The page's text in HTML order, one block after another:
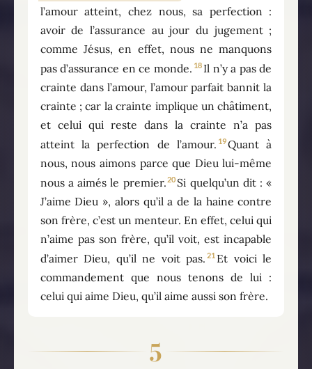
l’amour atteint, chez nous, sa perfection :
avoir de l’assurance au jour du jugement ;
comme Jésus, en effet, nous ne manquons
pas d’assurance en ce monde. 18 Il n’y a pas de
crainte dans l’amour, l’amour parfait bannit la
crainte ; car la crainte implique un châtiment,
et celui qui reste dans la crainte n’a pas
atteint la perfection de l’amour. 19Quant à
nous, nous aimons parce que Dieu lui-même
nous a aimés le premier.20 Si quelqu’un dit : «
J’aime Dieu », alors qu’il a de la haine contre
son frère, c’est un menteur. En effet, celui qui
n’aime pas son frère, qu’il voit, est incapable
d’aimer Dieu, qu’il ne voit pas. 21 Et voici le
commandement que nous tenons de lui :
celui qui aime Dieu, qu’il aime aussi son frère.
5